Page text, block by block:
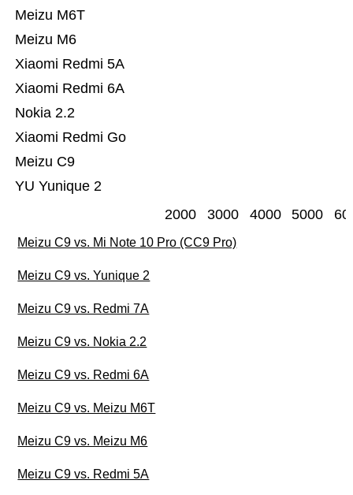
YU Yunique 2
Meizu C9
Xiaomi Redmi Go
Nokia 2.2
Xiaomi Redmi 6A
Xiaomi Redmi 5A
Meizu M6
Meizu M6T
2000 3000 4000 5000
Meizu C9 vs. Mi Note 10 Pro (CC9 Pro)
Meizu C9 vs. Yunique 2
Meizu C9 vs. Redmi 7A
Meizu C9 vs. Nokia 2.2
Meizu C9 vs. Redmi 6A
Meizu C9 vs. Meizu M6T
Meizu C9 vs. Meizu M6
Meizu C9 vs. Redmi 5A